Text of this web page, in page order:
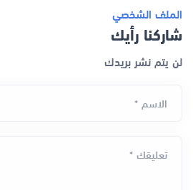
الملف الشخصي
شاركنا رأيك
لن يتم نشر بريدك
الاسم *
تعليقك *